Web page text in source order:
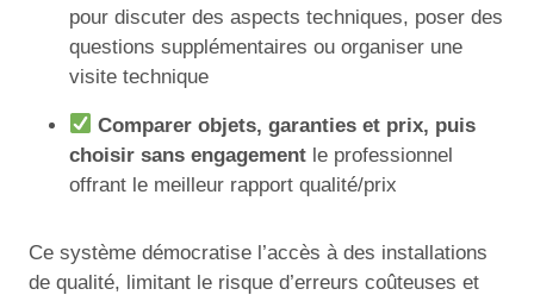
pour discuter des aspects techniques, poser des
questions supplémentaires ou organiser une
visite technique
Comparer objets, garanties et prix, puis
choisir sans engagement le professionnel
offrant le meilleur rapport qualité/prix
Ce système démocratise l’accès à des installations
de qualité, limitant le risque d’erreurs coûteuses et